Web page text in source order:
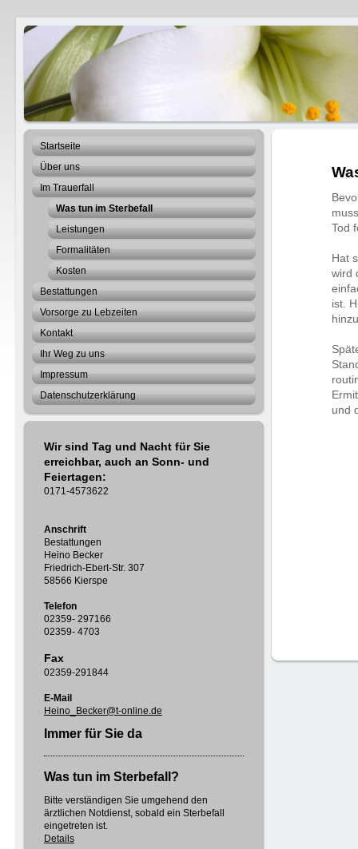
Heino
Startseite
Über uns
Im Trauerfall
Was tun im Sterbefall
Leistungen
Formalitäten
Kosten
Bestattungen
Vorsorge zu Lebzeiten
Kontakt
Ihr Weg zu uns
Impressum
Datenschutzerklärung
Wir sind Tag und Nacht für Sie
erreichbar, auch an Sonn- und
Feiertagen:
0171-4573622
Anschrift
Bestattungen
Heino Becker
Friedrich-Ebert-Str. 307
58566 Kierspe
Telefon
02359- 297166
02359- 4703
Fax
02359-291844
E-Mail
Heino_Becker@t-online.de
Immer für Sie da
Was tun im Sterbefall?
Bitte verständigen Sie umgehend den
ärztlichen Notdienst, sobald ein Sterbefall
eingetreten ist.
Details
Tod
Hat
wird
ist.
und